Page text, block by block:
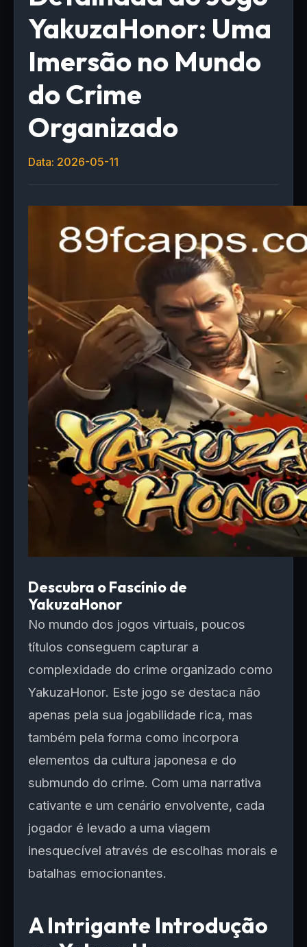
YakuzaHonor: Uma
Imersão no Mundo
do Crime
Organizado
Data: 2026-05-11
Descubra o Fascínio de
YakuzaHonor
No mundo dos jogos virtuais, poucos
títulos conseguem capturar a
complexidade do crime organizado como
YakuzaHonor. Este jogo se destaca não
apenas pela sua jogabilidade rica, mas
também pela forma como incorpora
elementos da cultura japonesa e do
submundo do crime. Com uma narrativa
cativante e um cenário envolvente, cada
jogador é levado a uma viagem
inesquecível através de escolhas morais e
batalhas emocionantes.
A Intrigante Introdução